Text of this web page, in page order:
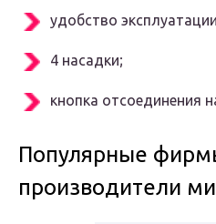
удобство
4 насадки;
кнопка отсоединения
Популярные
производители